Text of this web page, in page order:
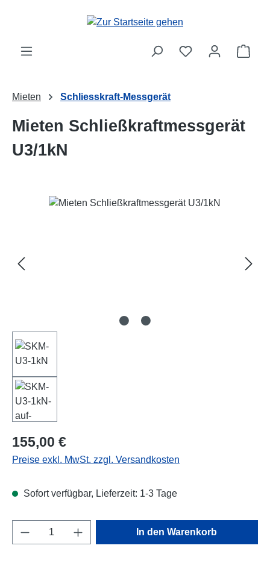
Zum Hauptinhalt springen
Mieten Schliesskraft-Messgerät
Mieten Schließkraftmessgerät
U3/1kN
Bildergalerie überspringen
Regulärer Preis:
155,00 €
Preise exkl. MwSt. zzgl. Versandkosten
Sofort verfügbar, Lieferzeit: 1-3 Tage
Produkt Anzahl: Gib den gewünschten
In den Warenkorb